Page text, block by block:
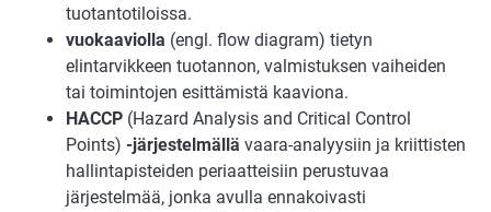
tuotantotiloissa.
vuokaaviolla (engl. flow diagram) tietyn
elintarvikkeen tuotannon, valmistuksen vaiheiden
tai toimintojen esittämistä kaaviona.
HACCP (Hazard Analysis and Critical Control
Points) -järjestelmällä vaara-analyysiin ja kriittisten
hallintapisteiden periaatteisiin perustuvaa
järjestelmää, jonka avulla ennakoivasti